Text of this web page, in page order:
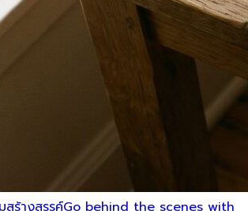
สร้างสรรค์Go behind the scenes with